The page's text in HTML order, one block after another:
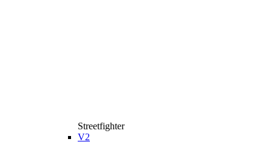
Streetfighter
V2